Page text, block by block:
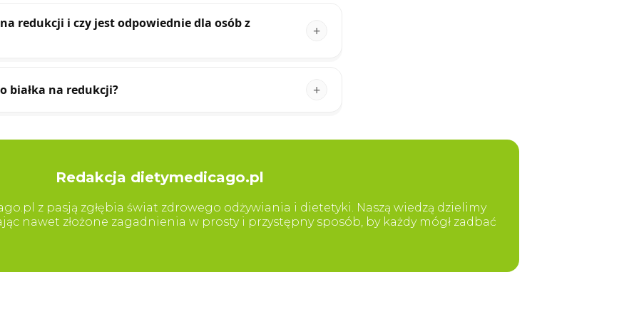
redukcji i czy jest odpowiednie dla osób z
białka na redukcji?
Redakcja dietymedicago.pl
z pasją zgłębia świat zdrowego odżywiania i dietetyki. Naszą wiedzą dzielimy
nawet złożone zagadnienia w prosty i przystępny sposób, by każdy mógł zadbać